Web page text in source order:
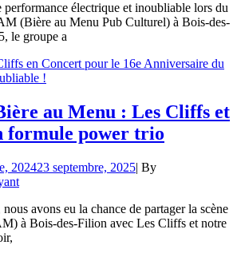
électrique et inoubliable lors du
(Bière au Menu Pub Culturel) à Bois-des-
le groupe a
en Concert pour le 16e Anniversaire du
!
au Menu : Les Cliffs et
formule power trio
202423 septembre, 2025| By
avons eu la chance de partager la scène
à Bois-des-Filion avec Les Cliffs et notre